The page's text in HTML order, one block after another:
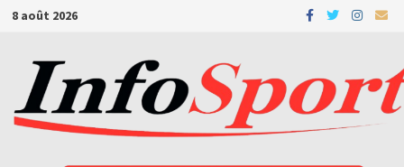
Passer
contenu
8 août 2026